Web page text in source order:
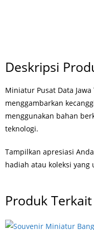
Deskripsi
Miniatur Pusat Data
menggambarkan
menggunakan bahan
teknologi.
Tampilkan apresiasi
hadiah atau koleksi
Produk Terkait